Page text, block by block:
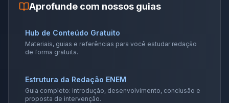
Aprofunde com nossos guias
Hub de Conteúdo Gratuito
Materiais, guias e referências para você estudar redação
de forma gratuita.
Estrutura da Redação ENEM
Guia completo: introdução, desenvolvimento, conclusão e
proposta de intervenção.